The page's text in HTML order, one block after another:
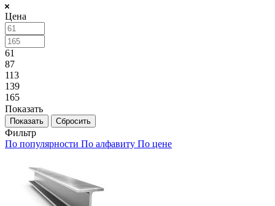
Цена
61
87
113
139
165
Показать
Сбросить
Фильтр
По популярности По алфавиту По цене